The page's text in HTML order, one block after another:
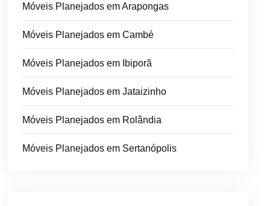
Móveis Planejados em Arapongas
Móveis Planejados em Cambé
Móveis Planejados em Ibiporã
Móveis Planejados em Jataizinho
Móveis Planejados em Rolândia
Móveis Planejados em Sertanópolis